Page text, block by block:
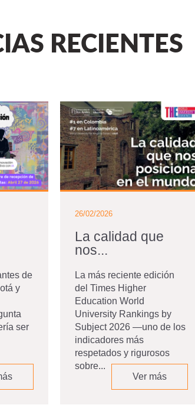
RECIENTES
de
y
ser
26/02/2026
La calidad que
nos...
La más reciente edición
del Times Higher
Education World
University Rankings by
Subject 2026 —uno de los
indicadores más
respetados y rigurosos
sobre...
Ver más